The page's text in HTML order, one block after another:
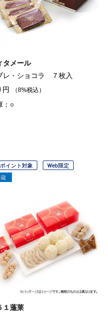
タメール
レ・ショコラ ７枚入
円 （8%税込）
：○
ポイント対象
Web限定
１蓬莱